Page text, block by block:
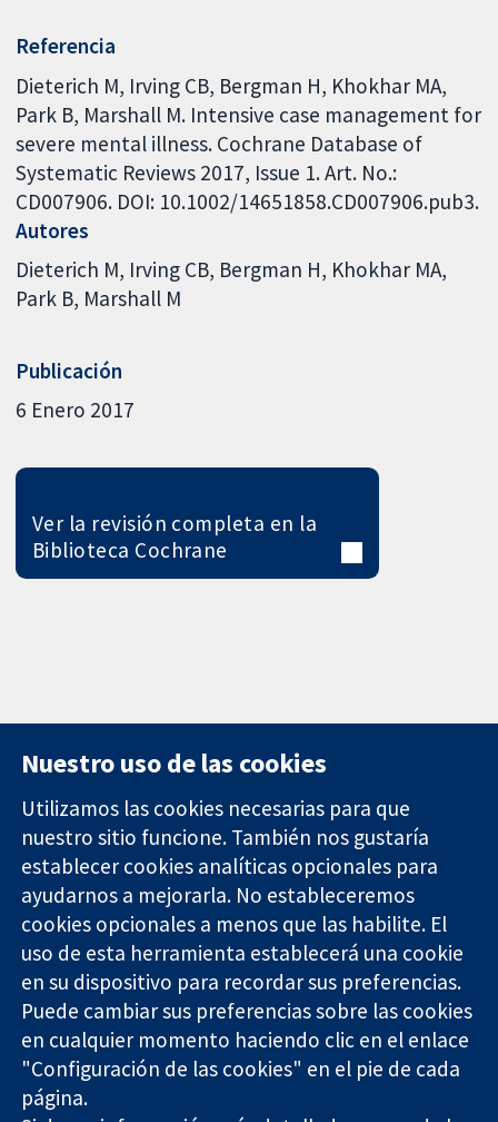
Referencia
Dieterich M, Irving CB, Bergman H, Khokhar MA,
Park B, Marshall M. Intensive case management for
severe mental illness. Cochrane Database of
Systematic Reviews 2017, Issue 1. Art. No.:
CD007906. DOI: 10.1002/14651858.CD007906.pub3.
Autores
Dieterich M Irving CB Bergman H Khokhar MA
Park B Marshall M
Publicación
6 Enero 2017
Ver la revisión completa en la
Biblioteca Cochrane
Evidencia fiable.
Decisiones
informadas.
Mejor salud.
11-13 Cavendish
Square
Londres
W1G 0AN
Reino Unido
Contacto
Noticias
Prensa
Sobre
nosotros
Empleo
Cochrane
Library
The Cochrane Collaboration is a charity (no. 1045921) and a
Nuestro uso de las cookies
Utilizamos las cookies necesarias para que
nuestro sitio funcione. También nos gustaría
establecer cookies analíticas opcionales para
ayudarnos a mejorarla. No estableceremos
cookies opcionales a menos que las habilite. El
uso de esta herramienta establecerá una cookie
en su dispositivo para recordar sus preferencias.
Puede cambiar sus preferencias sobre las cookies
en cualquier momento haciendo clic en el enlace
"Configuración de las cookies" en el pie de cada
página.